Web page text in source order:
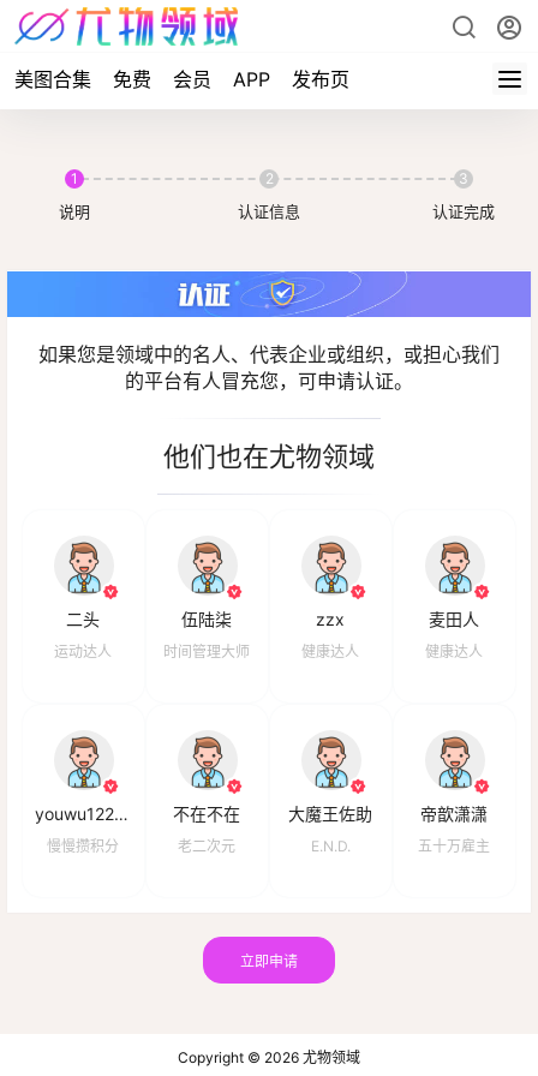
美图合集 免费 会员 APP 发布页
1
说明
2
认证信息
3
认证完成
如果您是领域中的名人、代表企业或组织，或担心我们
的平台有人冒充您，可申请认证。
他们也在尤物领域
二头
运动达人
伍陆柒
时间管理大师
zzx
健康达人
麦田人
健康达人
youwu122332
慢慢攒积分
不在不在
老二次元
大魔王佐助
E.N.D.
帝歆潇潇
五十万雇主
立即申请
Copyright © 2026 尤物领域